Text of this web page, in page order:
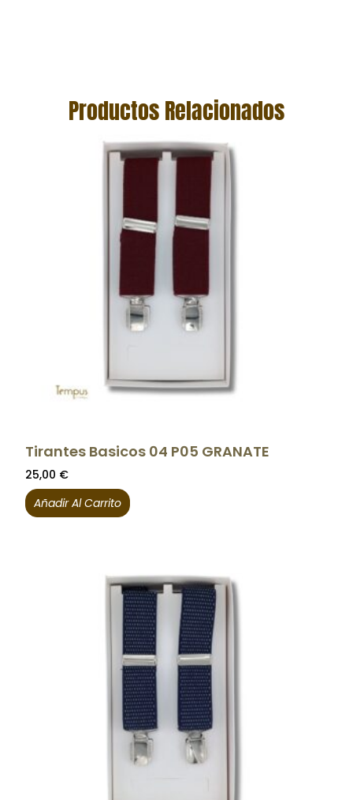
Productos Relacionados
Tirantes Basicos 04 P05 GRANATE
25,00 €
Añadir Al Carrito